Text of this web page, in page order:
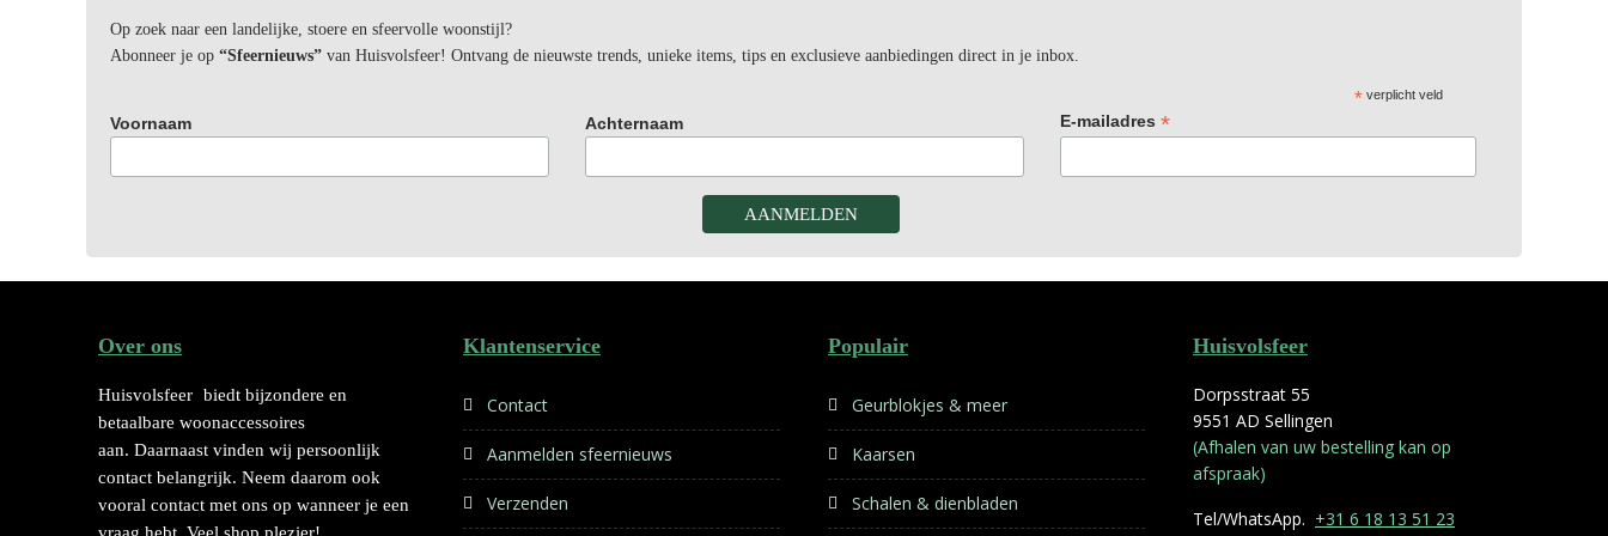
Op zoek naar een landelijke, stoere en sfeervolle woonstijl?
Abonneer je op “Sfeernieuws” van Huisvolsfeer! Ontvang de nieuwste trends, unieke items, tips en exclusieve aanbiedingen direct in je inbox.
*verplicht veld
Voornaam Achternaam E-mailadres *
Over ons
Huisvolsfeer biedt bijzondere en
betaalbare woonaccessoires
aan. Daarnaast vinden wij persoonlijk
contact belangrijk. Neem daarom ook
vooral contact met ons op wanneer je een
Klantenservice
Contact
Aanmelden sfeernieuws
Verzenden
Populair
Geurblokjes & meer
Kaarsen
Schalen & dienbladen
Huisvolsfeer
Dorpsstraat 55
9551 AD Sellingen
(Afhalen van uw bestelling kan op
afspraak)
Tel/WhatsApp. +31 6 18 13 51 23